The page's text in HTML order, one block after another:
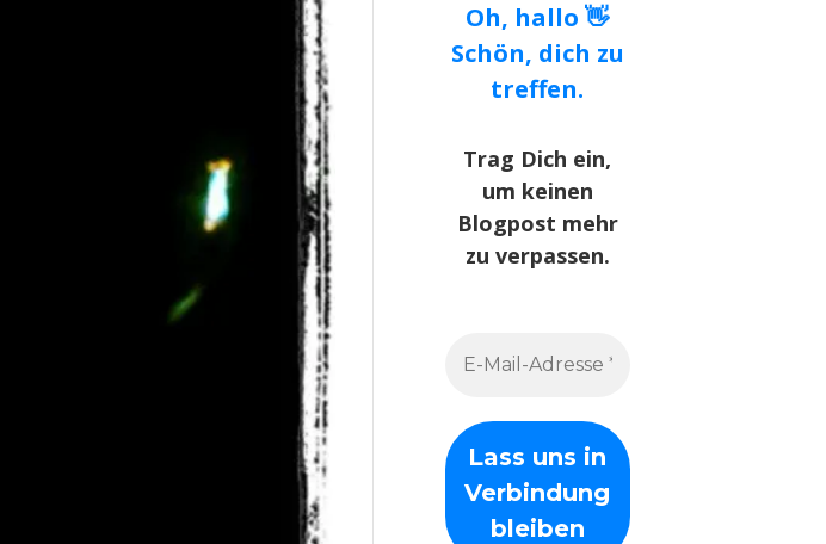
Oh, hallo 👋
Schön, dich zu
treffen.
Trag Dich ein,
um keinen
Blogpost mehr
zu verpassen.